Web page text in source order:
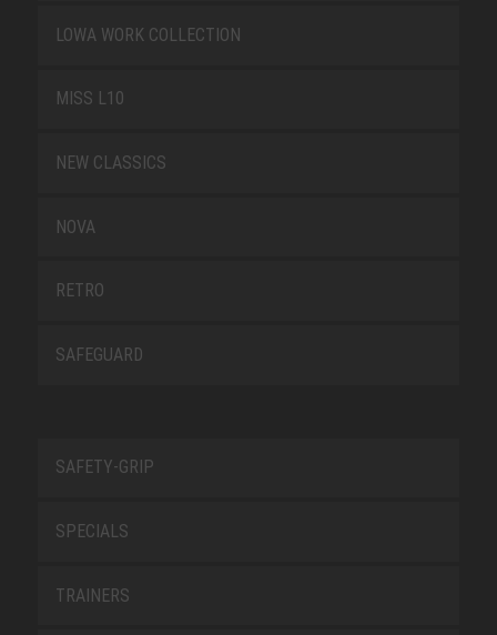
LOWA WORK COLLECTION
MISS L10
NEW CLASSICS
NOVA
RETRO
SAFEGUARD
SAFETY-GRIP
SPECIALS
TRAINERS